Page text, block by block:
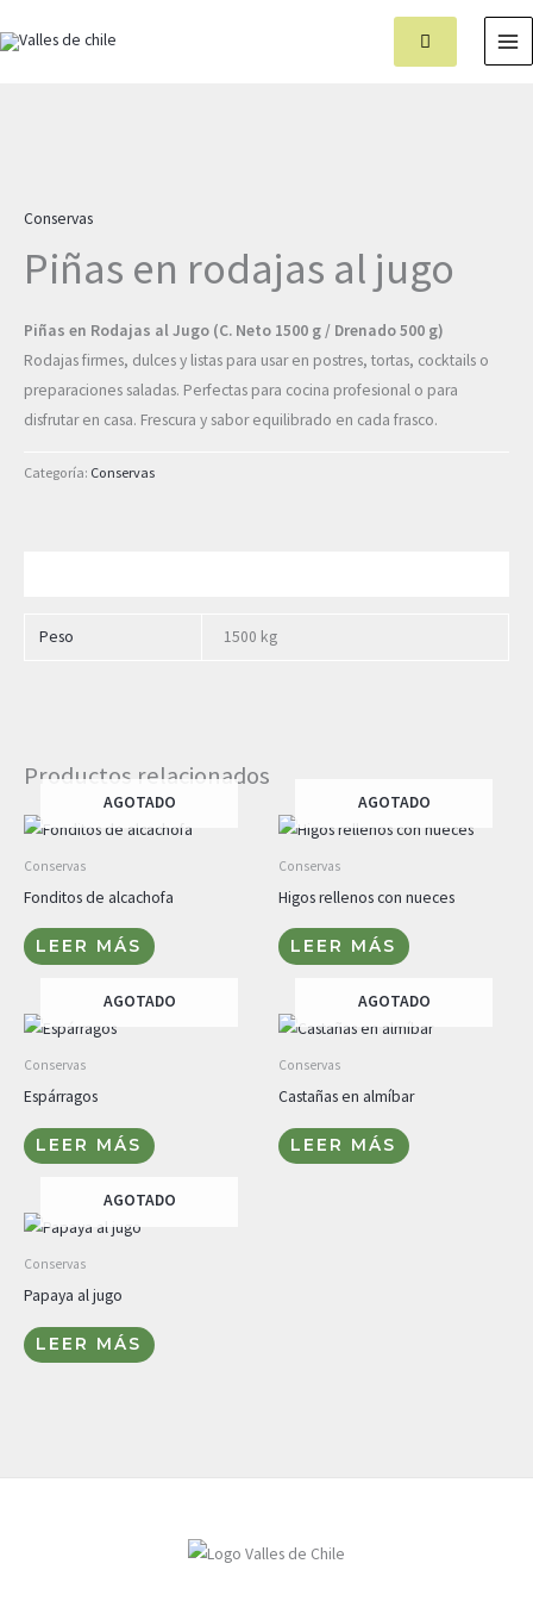
al
Conservas
Piñas en rodajas al jugo
Piñas en Rodajas al Jugo (C. Neto 1500 g / Drenado 500 g)
Rodajas firmes, dulces y listas para usar en postres, tortas, cocktails o
preparaciones saladas. Perfectas para cocina profesional o para
disfrutar en casa. Frescura y sabor equilibrado en cada frasco.
Categoría: Conservas
Peso 1500 kg
Productos relacionados
AGOTADO
Conservas
Fonditos de alcachofa
LEER MÁS
AGOTADO
Conservas
Higos rellenos con nueces
LEER MÁS
AGOTADO
Conservas
Espárragos
LEER MÁS
AGOTADO
Conservas
Castañas en almíbar
LEER MÁS
AGOTADO
Conservas
Papaya al jugo
LEER MÁS